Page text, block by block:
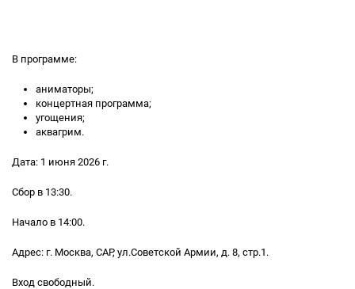
В программе:
аниматоры;
концертная программа;
угощения;
аквагрим.
Дата: 1 июня 2026 г.
Сбор в 13:30.
Начало в 14:00.
Адрес: г. Москва, САР, ул.Советской Армии, д. 8, стр.1.
Вход свободный.